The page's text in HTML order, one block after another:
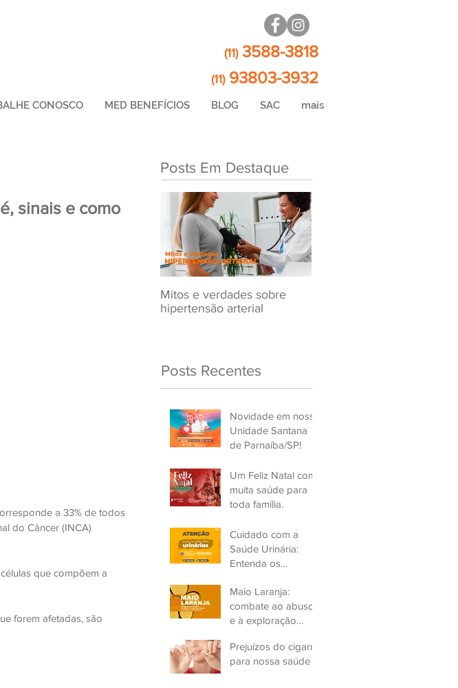
CONOSCO MED BENEFÍCIOS BLOG SAC mais
(11)3588-3818
(11)93803-3932
sinais e como
a 33% de todos
do Câncer (INCA)
que compõem a
forem afetadas, são
Posts Em Destaque
Mitos e verdades sobre
hipertensão arterial
Posts Recentes
Novidade em nossa
Unidade Santana
de Parnaíba/SP!
Um Feliz Natal com
muita saúde para
toda família.
Cuidado com a
Saúde Urinária:
Entenda os
Infecção e Busque
Ajuda Médica.
Maio Laranja:
combate ao abuso
e à exploração
Prejuízos do cigarro
para nossa saúde